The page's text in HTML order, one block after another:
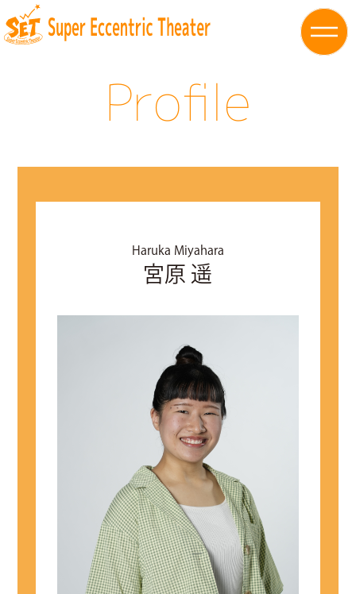
Profile
Haruka Miyahara
宮原 遥